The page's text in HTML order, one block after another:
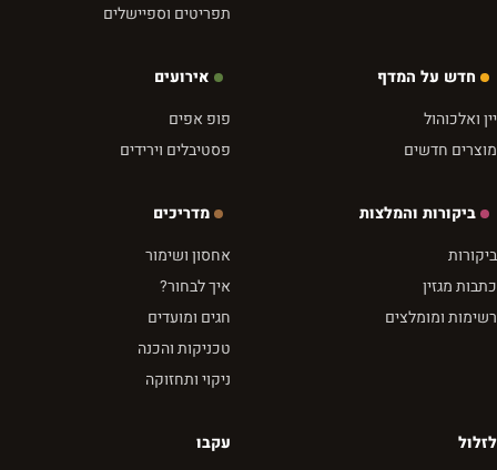
תפריטים וספיישלים
חדש על המדף
יין ואלכוהול
מוצרים חדשים
אירועים
פופ אפים
פסטיבלים וירידים
ביקורות והמלצות
ביקורות
כתבות מגזין
רשימות ומומלצים
מדריכים
אחסון ושימור
איך לבחור?
חגים ומועדים
טכניקות והכנה
ניקוי ותחזוקה
לזלול עקבו